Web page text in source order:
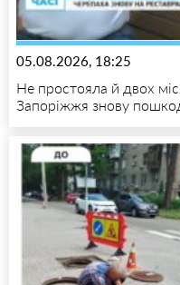
05.08.2026, 18:25
Не простояла й двох
Запоріжжя знову